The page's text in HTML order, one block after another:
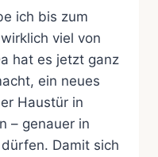
ich bis zum
viel von
hat es jetzt ganz
ein neues
Haustür in
– genauer in
Damit sich